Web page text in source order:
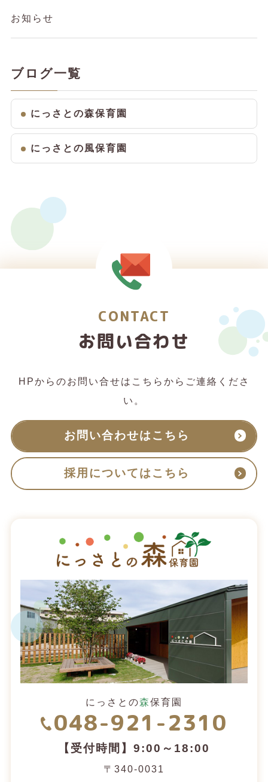
お知らせ
ブログ一覧
にっさとの森保育園
にっさとの風保育園
CONTACT
お問い合わせ
HPからのお問い合せはこちらからご連絡くださ
い。
お問い合わせはこちら
採用についてはこちら
にっさとの森保育園
048-921-2310
【受付時間】9:00～18:00
〒340-0031